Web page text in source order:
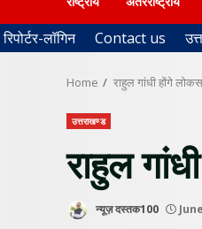
रिपोर्टर-लॉगिन Contact us
Home राहुल गांधी होंगे
उत्तराखण्ड
राहुल
न्यूज़ दस्तक100